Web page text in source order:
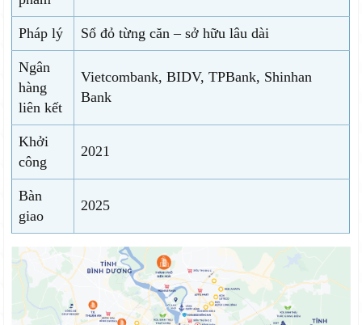
Pháp lý Sổ đỏ từng căn – sở hữu lâu dài
Ngân
hàng
liên kết
Vietcombank, BIDV, TPBank, Shinhan
Bank
Khởi
công
2021
Bàn
giao
2025